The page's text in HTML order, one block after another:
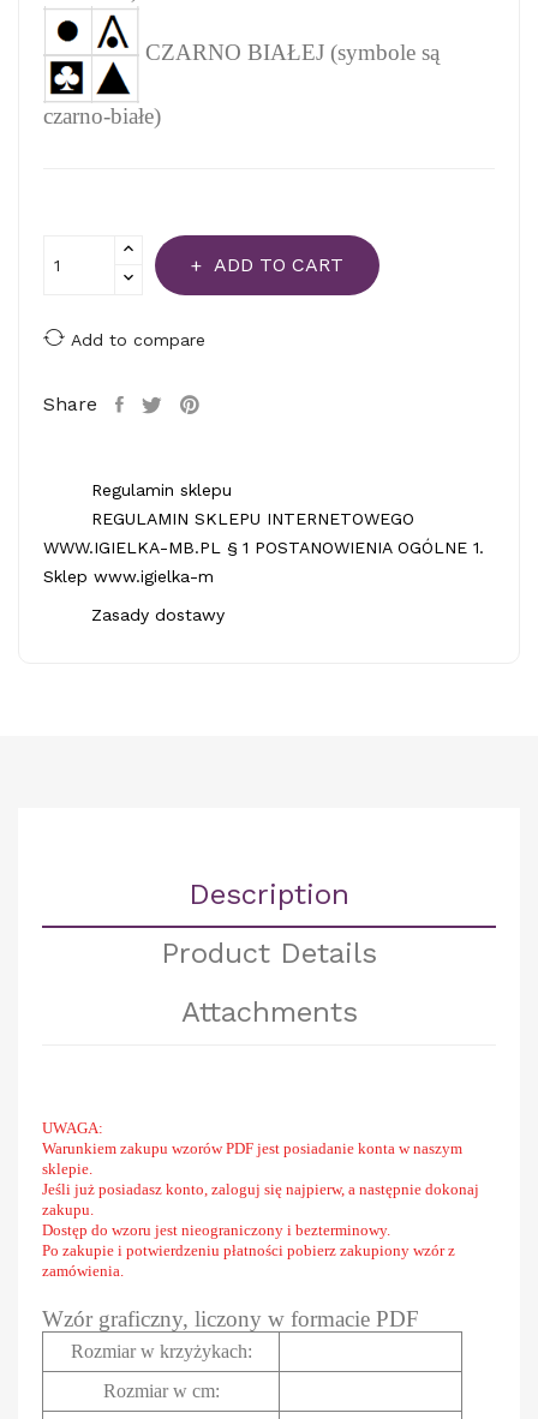
CZARNO BIAŁEJ (symbole są
czarno-białe)
ADD TO CART
Add to compare
Share
Regulamin sklepu
REGULAMIN SKLEPU INTERNETOWEGO
WWW.IGIELKA-MB.PL § 1 POSTANOWIENIA OGÓLNE 1.
Sklep www.igielka-m
Zasady dostawy
Description
Product Details
Attachments
UWAGA:
Warunkiem zakupu wzorów PDF jest posiadanie konta w naszym
sklepie.
Jeśli już posiadasz konto, zaloguj się najpierw, a następnie dokonaj
zakupu.
Dostęp do wzoru jest nieograniczony i bezterminowy.
Po zakupie i potwierdzeniu płatności pobierz zakupiony wzór z
zamówienia.
Wzór graficzny, liczony w formacie PDF
Rozmiar w krzyżykach:
Rozmiar w cm: